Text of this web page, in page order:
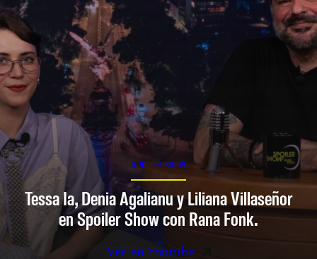
SPOILER SHOW
Tessa Ia, Denia Agalianu y Liliana Villaseñor
en Spoiler Show con Rana Fonk.
Ver en Youtube